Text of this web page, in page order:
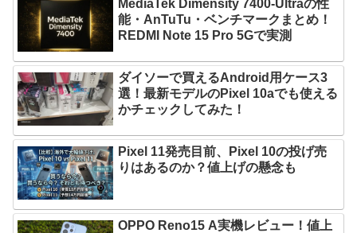
MediaTek Dimensity 7400-Ultraの性
能・AnTuTu・ベンチマークまとめ！
REDMI Note 15 Pro 5Gで実測
ダイソーで買えるAndroid用ケース3
選！最新モデルのPixel 10aでも使える
かチェックしてみた！
Pixel 11発売目前、Pixel 10の投げ売
りはあるのか？値上げの懸念も
OPPO Reno15 A実機レビュー！値上